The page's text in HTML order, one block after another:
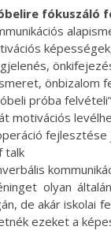
fókuszáló
önbizalom
próba felvételi”
motivációs
talk
olyan
de akár iskolai
ezeket a